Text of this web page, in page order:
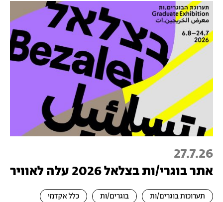
27.7.26
אתר בוגרי/ות בצלאל 2026 עלה לאוויר
תערוכות בוגרים/ות בוגרים/ות כלל אקדמי